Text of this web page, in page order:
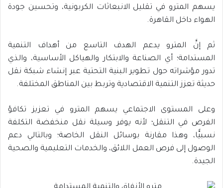
يسهم المترو في تقليل الانبعاثات الكربونية، وتحسين جودة
الهواء داخل القاهرة.
ثم إنَّ المترو يدعم الهدف التاسع من أهداف التنمية
المستدامة؛ أي الصناعة والابتكار والهياكل الأساسية، والذي
تدور مؤشراته حول تطوير البنية التحتية عبر إنشاء شبكة نقل
حديثة تعزز التنمية الاقتصادية وتربط بين المناطق المختلفة.
وعلى المستوى الاجتماعي يسهم المترو في تعزيز تكافؤ
الفرص في التنقل؛ لأنه يوفر وسيلة نقل منخفضة التكلفة
نسبيًّا، وهذا مقارنة بوسائل النقل الخاصة؛ وبالتالي دعم
الوصول إلى فرص العمل اللائق، والخدمات التعليمية والصحية
الجيدة.